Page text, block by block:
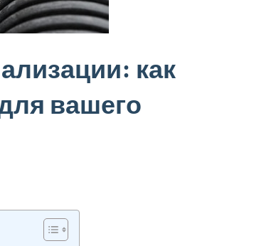
как
вашего